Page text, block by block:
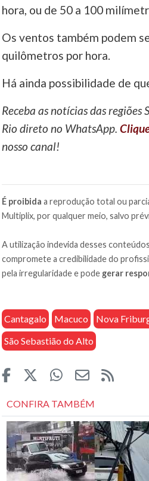
hora, ou de 50 a 100
Os ventos também podem
quilômetros por hora.
Há ainda possibilidade de
Receba as notícias das regiões
Rio direto no WhatsApp.
nosso canal!
É proibida a reprodução total ou
Multiplix, por qualquer meio, salvo
A utilização indevida desses
compromete a credibilidade do
pela irregularidade e pode gerar
Cantagalo Macuco Nova
São Sebastião do Alto
CONFIRA TAMBÉM